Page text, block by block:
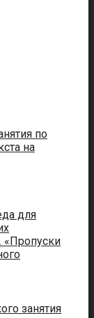
по
на
для
«Пропуски
занятия